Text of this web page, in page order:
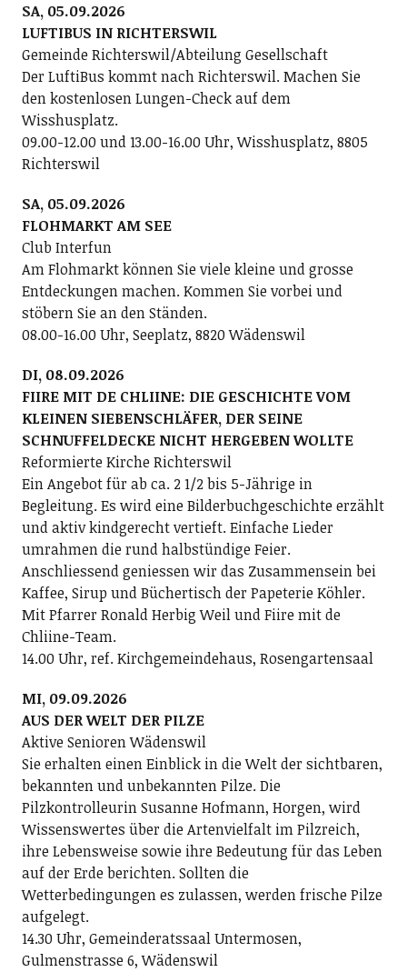
SA, 05.09.2026
LUFTIBUS IN RICHTERSWIL
Gemeinde Richterswil/Abteilung Gesellschaft
Der LuftiBus kommt nach Richterswil. Machen Sie
den kostenlosen Lungen-Check auf dem
Wisshusplatz.
09.00-12.00 und 13.00-16.00 Uhr, Wisshusplatz, 8805
Richterswil
SA, 05.09.2026
FLOHMARKT AM SEE
Club Interfun
Am Flohmarkt können Sie viele kleine und grosse
Entdeckungen machen. Kommen Sie vorbei und
stöbern Sie an den Ständen.
08.00-16.00 Uhr, Seeplatz, 8820 Wädenswil
DI, 08.09.2026
FIIRE MIT DE CHLIINE: DIE GESCHICHTE VOM
KLEINEN SIEBENSCHLÄFER, DER SEINE
SCHNUFFELDECKE NICHT HERGEBEN WOLLTE
Reformierte Kirche Richterswil
Ein Angebot für ab ca. 2 1/2 bis 5-Jährige in
Begleitung. Es wird eine Bilderbuchgeschichte erzählt
und aktiv kindgerecht vertieft. Einfache Lieder
umrahmen die rund halbstündige Feier.
Anschliessend geniessen wir das Zusammensein bei
Kaffee, Sirup und Büchertisch der Papeterie Köhler.
Mit Pfarrer Ronald Herbig Weil und Fiire mit de
Chliine-Team.
14.00 Uhr, ref. Kirchgemeindehaus, Rosengartensaal
MI, 09.09.2026
AUS DER WELT DER PILZE
Aktive Senioren Wädenswil
Sie erhalten einen Einblick in die Welt der sichtbaren,
bekannten und unbekannten Pilze. Die
Pilzkontrolleurin Susanne Hofmann, Horgen, wird
Wissenswertes über die Artenvielfalt im Pilzreich,
ihre Lebensweise sowie ihre Bedeutung für das Leben
auf der Erde berichten. Sollten die
Wetterbedingungen es zulassen, werden frische Pilze
aufgelegt.
14.30 Uhr, Gemeinderatssaal Untermosen,
Gulmenstrasse 6, Wädenswil